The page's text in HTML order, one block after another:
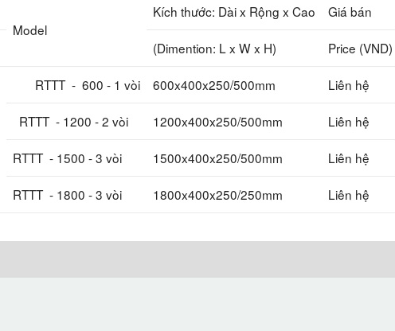
Model
Kích thước: Dài x Rộng x Cao Giá bán
(Dimention: L x W x H) Price (VND)
RTTT - 600 - 1 vòi 600x400x250/500mm Liên hệ
RTTT - 1200 - 2 vòi 1200x400x250/500mm Liên hệ
RTTT - 1500 - 3 vòi 1500x400x250/500mm Liên hệ
RTTT - 1800 - 3 vòi 1800x400x250/250mm Liên hệ